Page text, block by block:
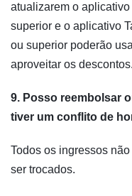
atualizarem o
superior e o aplicativo
ou superior poderão
aproveitar os descontos.
9. Posso reembolsar
tiver um conflito de
Todos os ingressos
ser trocados.